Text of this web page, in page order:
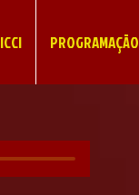
PROGRAMAÇÃO